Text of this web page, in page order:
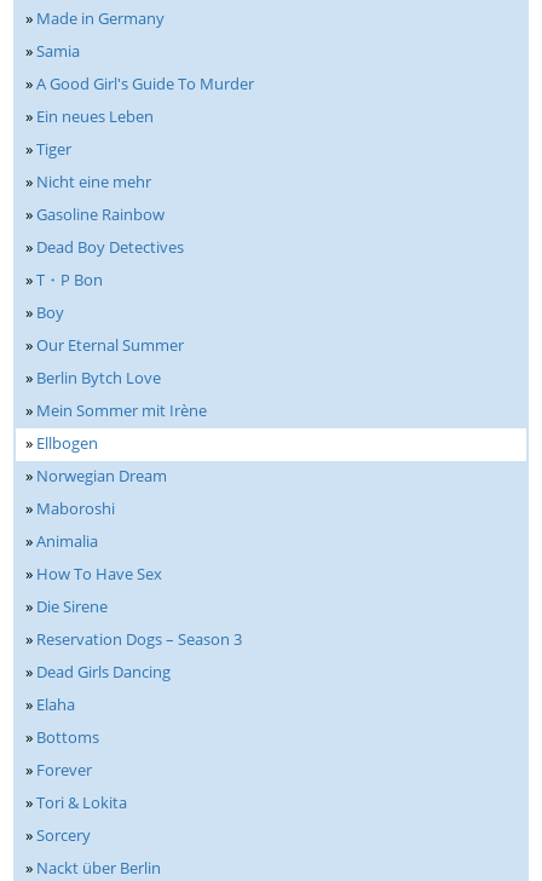
» Made in Germany
»Samia
»A Good Girl's Guide To Murder
» Ein neues Leben
»Tiger
» Nicht eine mehr
»Gasoline Rainbow
» Dead Boy Detectives
»T・P Bon
» Boy
»Our Eternal Summer
» Berlin Bytch Love
» Mein Sommer mit Irène
» Ellbogen
» Norwegian Dream
» Maboroshi
»Animalia
» How To Have Sex
» Die Sirene
» Reservation Dogs – Season 3
» Dead Girls Dancing
» Elaha
» Bottoms
» Forever
»Tori & Lokita
»Sorcery
» Nackt über Berlin